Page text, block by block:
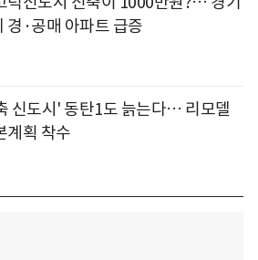
경·공매 아파트 급증
신도시' 동탄1도 늙는다… 리모델
계획 착수